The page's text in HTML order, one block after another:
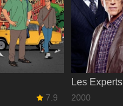
7.9
Les Experts
2000